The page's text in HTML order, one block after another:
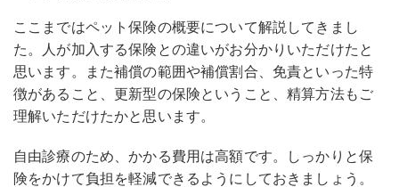
ここまではペット保険の概要について解説してきまし
た。人が加入する保険との違いがお分かりいただけたと
思います。また補償の範囲や補償割合、免責といった特
徴があること、更新型の保険ということ、精算方法もご
理解いただけたかと思います。
自由診療のため、かかる費用は高額です。しっかりと保
険をかけて負担を軽減できるようにしておきましょう。